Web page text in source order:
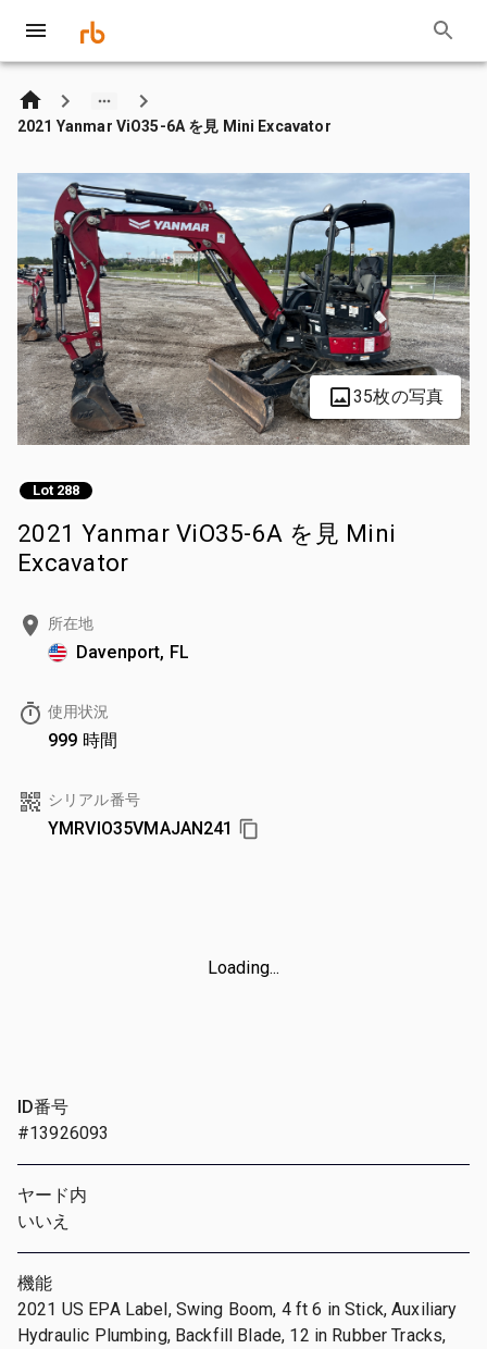
2021 Yanmar ViO35-6A を見 Mini Excavator
35枚の写真
Lot 288
2021 Yanmar ViO35-6A を見 Mini
Excavator
所在地
Davenport, FL
使用状況
999 時間
シリアル番号
YMRVIO35VMAJAN241
Loading...
ID番号
#13926093
ヤード内
いいえ
機能
2021 US EPA Label, Swing Boom, 4 ft 6 in Stick, Auxiliary
Hydraulic Plumbing, Backfill Blade, 12 in Rubber Tracks,